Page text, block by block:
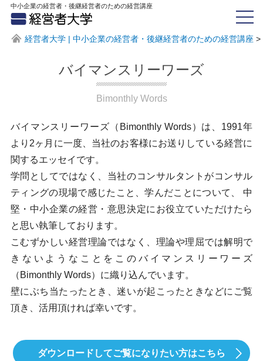
中小企業の経営者・後継経営者のための経営講座
経営者大学 | 中小企業の経営者・後継経営者のための経営講座 >
バイマンスリーワーズ
Bimonthly Words
バイマンスリーワーズ（Bimonthly Words）は、1991年
より2ヶ月に一度、当社のお客様にお送りしている経営に
関するエッセイです。
学問としてではなく、当社のコンサルタントがコンサル
ティングの現場で感じたこと、学んだことについて、
中
堅・中小企業の経営・意思決定にお役立ていただけたら
と思い執筆しております。
こむずかしい経営理論ではなく、理論や理屈では解明で
きないようなことをこのバイマンスリーワーズ
（Bimonthly Words）に織り込んでいます。
壁にぶち当たったとき、迷いが起こったときなどにご覧
頂き、活用頂ければ幸いです。
ダウンロードしてご覧になりたい方はこちら